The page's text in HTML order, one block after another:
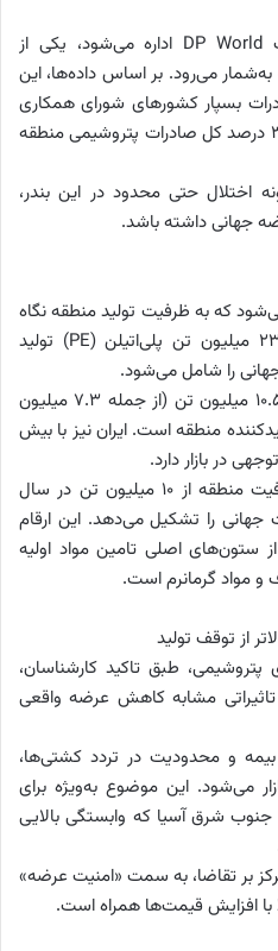
بندر جبل علی که توسط شرکت DP World اداره می‌شود، یکی از
می‌رود. بر اساس داده‌ها، این
حدود 65 درصد صادرات بسپار کشورهای شورای همکاری
خلیج فارس (GCC) و نزدیک به 33 درصد کل صادرات پتروشیمی منطقه
اختلال حتی محدود در این بندر،
جهانی داشته باشد.
که به ظرفیت تولید منطقه نگاه
کنیم. خاورمیانه سالانه بیش از 23 میلیون تن پلی‌اتیلن (PE) تولید
در این میان، عربستان با ظرفیت 10.5 میلیون تن (از جمله 7.3 میلیون
منطقه است. ایران نیز با بیش
در حوزه پلی‌پروپیلن (PP) نیز ظرفیت منطقه از 10 میلیون تن در سال
9 درصد ظرفیت جهانی را تشکیل می‌دهد. این ارقام
ستون‌های اصلی تامین مواد اولیه
و مواد گرمانرم است.
از توقف تولید
طبق تاکید کارشناسان،
مشابه کاهش عرضه واقعی
بیمه و محدودیت در تردد کشتی‌ها،
می‌شود. این موضوع به‌ویژه برای
و جنوب شرق آسیا که وابستگی بالایی
بر تقاضا، به سمت «امنیت عرضه»
افزایش قیمت‌ها همراه است.